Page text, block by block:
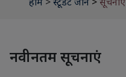
नवीनतम सूचनाएं